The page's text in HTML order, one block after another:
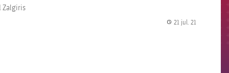
Zalgiris
21 jul. 21